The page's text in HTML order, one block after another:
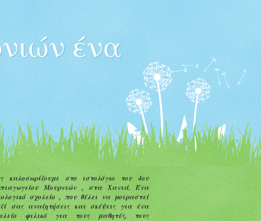
ένα
καλοσωρίζουμε στο ιστολόγιο του 4ου
Μουρνιών ,στα Χανιά.Ένα
σχολείο , που θέλει να μοιραστεί
σας αναζητήσεις και σκέψεις για ένα
φιλικό για τους μαθητές, τους